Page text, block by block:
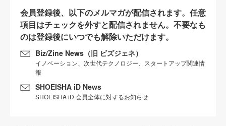
会員登録後、以下のメルマガが配信されます。任意
項目はチェックを外すと配信されません。不要なも
のは登録後にいつでも解除いただけます。
Biz/Zine News（旧 ビズジェネ）
イノベーション、次世代テクノロジー、スタートアップ関連情
報
SHOEISHA iD News
SHOEISHA iD 会員全体に対するお知らせ